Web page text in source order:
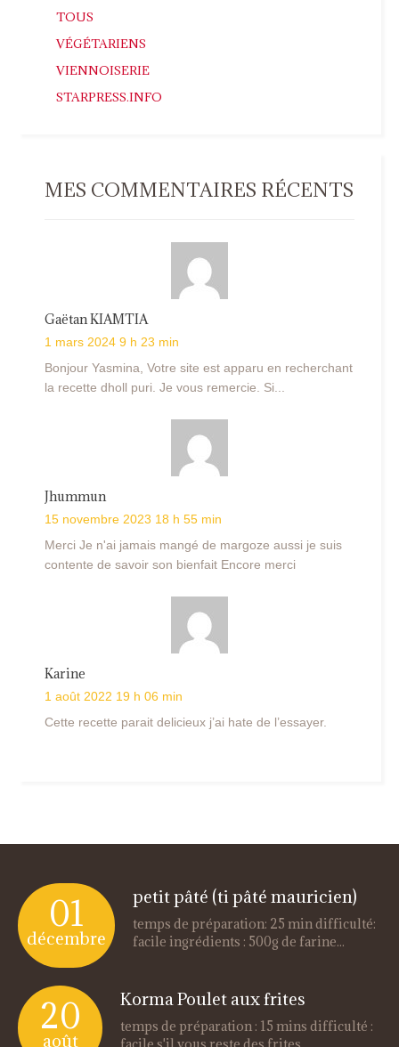
TOUS
VÉGÉTARIENS
VIENNOISERIE
STARPRESS.INFO
MES COMMENTAIRES RÉCENTS
Gaëtan KIAMTIA
1 mars 2024 9 h 23 min
Bonjour Yasmina, Votre site est apparu en recherchant
la recette dholl puri. Je vous remercie. Si...
Jhummun
15 novembre 2023 18 h 55 min
Merci Je n'ai jamais mangé de margoze aussi je suis
contente de savoir son bienfait Encore merci
Karine
1 août 2022 19 h 06 min
Cette recette parait delicieux j’ai hate de l’essayer.
01
décembre
petit pâté (ti pâté mauricien)
temps de préparation: 25 min difficulté:
facile ingrédients : 500g de farine...
20
août
Korma Poulet aux frites
temps de préparation : 15 mins difficulté :